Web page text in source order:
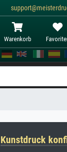
Warenkorb
Kunstdruck